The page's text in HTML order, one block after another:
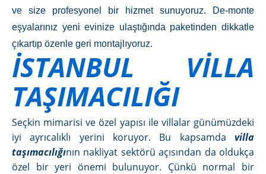
ve size profesyonel bir hizmet sunuyoruz. De-monte
eşyalarınız yeni evinize ulaştığında paketinden dikkatle
çıkartıp özenle geri montajlıyoruz.
İSTANBUL VİLLA
TAŞIMACILIĞI
Seçkin mimarisi ve özel yapısı ile villalar günümüzdeki
iyi ayrıcalıklı yerini koruyor. Bu kapsamda villa
taşımacılığının nakliyat sektörü açısından da oldukça
özel bir yeri önemi bulunuyor. Çünkü normal bir